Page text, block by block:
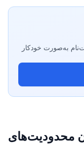
+$10). پس از ثبت‌نام به‌صورت خودکار
محدودیت‌های